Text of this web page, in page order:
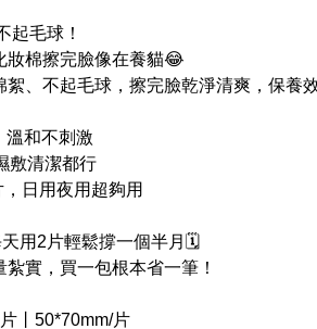
起毛球！
妝棉擦完臉像在養貓😂
絮、不起毛球，擦完臉乾淨清爽，保養
溫和不刺激
敷清潔都行
日用夜用超夠用
用2片輕鬆撐一個半月🗓️
實，買一包根本省一筆！
丨50*70mm/片